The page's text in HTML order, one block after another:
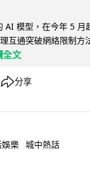
AI 模型，在今年 5 月
互通突破網絡限制方
全文
分享
娛樂 城中熱話